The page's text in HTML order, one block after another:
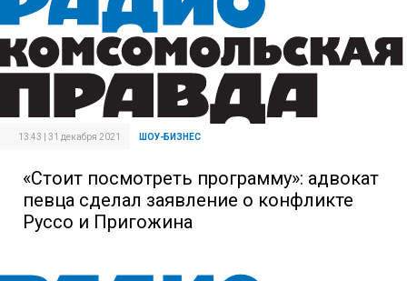
13:43 | 31 декабря 2021 ШОУ-БИЗНЕС
«Стоит посмотреть программу»: адвокат
певца сделал заявление о конфликте
Руссо и Пригожина